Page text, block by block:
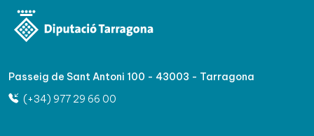
Passeig de Sant Antoni 100 - 43003 - Tarragona
(+34) 977 29 66 00